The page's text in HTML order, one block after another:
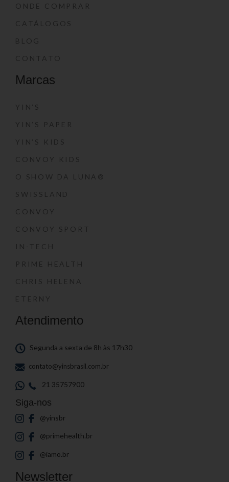
ONDE COMPRAR
CATÁLOGOS
BLOG
CONTATO
Marcas
YIN’S
YIN’S PAPER
YIN’S KIDS
CONVOY KIDS
O SHOW DA LUNA®
SWISSLAND
CONVOY
CONVOY SPORT
IN-TECH
PRIME HEALTH
CHRIS HELENA
ETERNY
Atendimento
Segunda a sexta de 8h às 17h30
contato@yinsbrasil.com.br
21 35757900
Siga-nos
@yinsbr
@primehealth.br
@iamo.br
Newsletter